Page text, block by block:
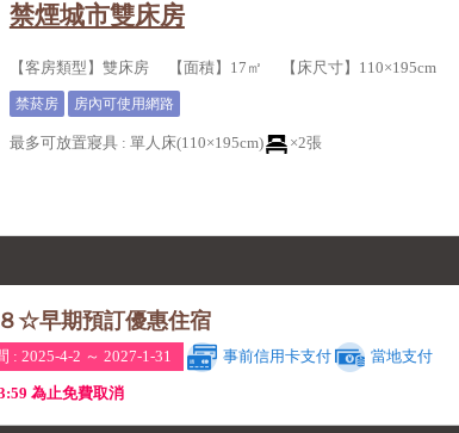
禁煙城市雙床房
【客房類型】雙床房 【面積】17㎡ 【床尺寸】110×195cm
禁菸房 房內可使用網路
最多可放置寢具: 單人床(110×195cm) ×2張
☆早期預訂優惠住宿
: 2025-4-2 ～ 2027-1-31 事前信用卡支付 當地支付
為止免費取消